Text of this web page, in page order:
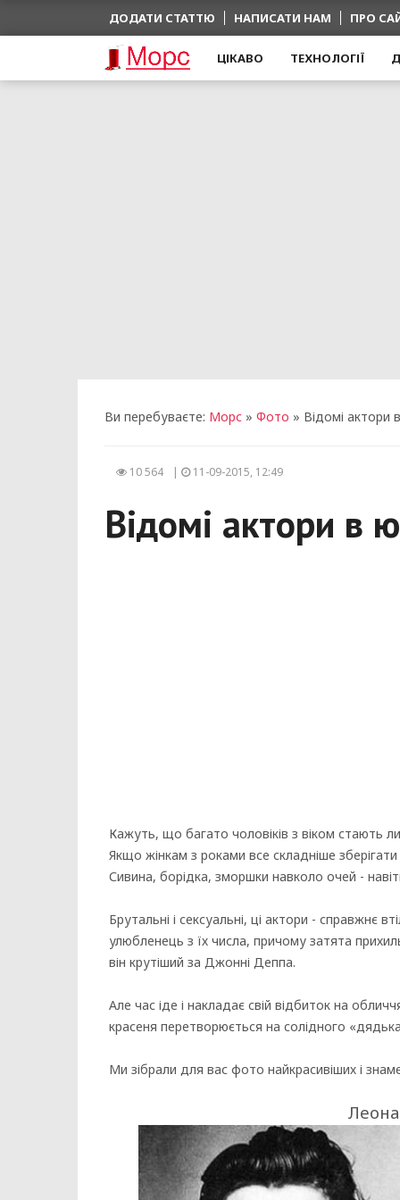
ДОДАТИ СТАТТЮ НАПИСАТИ НАМ ПРО
ЦІКАВО ТЕХНОЛОГІЇ
Ви перебуваєте: Морс » Фото » Відомі актори
10 564 | 11-09-2015, 12:49
Відомі актори в
Кажуть, що багато чоловіків з віком стають
Якщо жінкам з роками все складніше
Сивина, борідка, зморшки навколо очей -
Брутальні і сексуальні, ці актори - справжнє
улюбленець з їх числа, причому затята
він крутіший за Джонні Деппа.
Але час іде і накладає свій відбиток на
красеня перетворюється на солідного
Ми зібрали для вас фото найкрасивіших і